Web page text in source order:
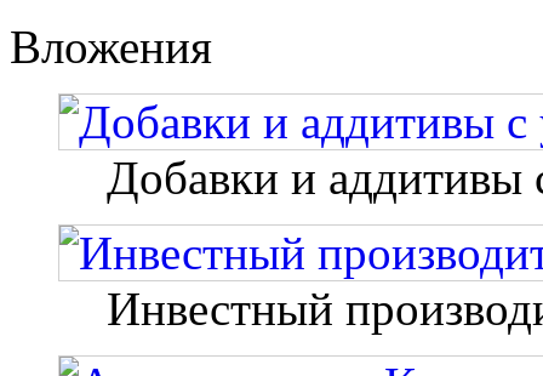
Вложения
Добавки и аддитивы
Инвестный